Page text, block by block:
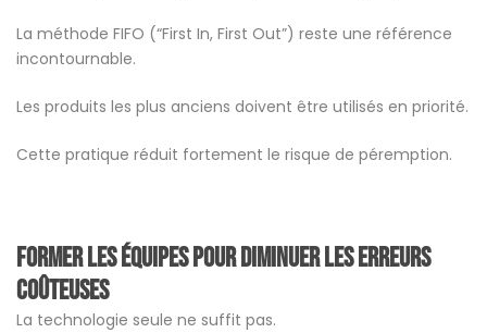
La méthode FIFO (“First In, First Out”) reste une référence
incontournable.
Les produits les plus anciens doivent être utilisés en priorité.
Cette pratique réduit fortement le risque de péremption.
Former les équipes pour diminuer les erreurs
coûteuses
La technologie seule ne suffit pas.